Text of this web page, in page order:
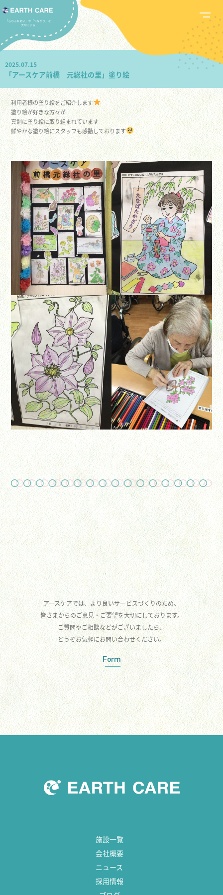
2025.07.15
「アースケア前橋 元総社の里」塗り絵
利用者様の塗り絵をご紹介します
塗り絵が好きな方々が
真剣に塗り絵に取り組まれています
鮮やかな塗り絵にスタッフも感動しております
アースケアでは、より良いサービスづくりのため、
皆さまからのご意見・ご要望を大切にしております。
ご質問やご相談などがございましたら、
どうぞお気軽にお問い合わせください。
Form
施設一覧
会社概要
ニュース
採用情報